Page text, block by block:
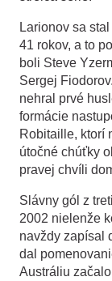
Larionov sa
41 rokov, a to
boli Steve
Sergej
nehral prvé
formácie
Robitaille, ktorí
útočné chúťky
pravej chvíli
Slávny gól z
2002 nielenže
navždy zapísal
dal
Austráliu